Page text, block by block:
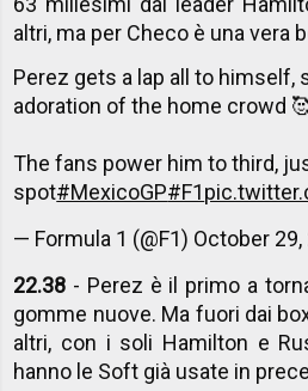
altri, ma per Checo è una vera
Perez gets a lap all to himself,
adoration of the home crowd
The fans power him to third,
spot#MexicoGP#F1
— Formula 1 (@F1) October 29,
22.38 - Perez è il primo a
gomme nuove. Ma fuori dai
altri, con i soli Hamilton e
hanno le Soft già usate in